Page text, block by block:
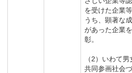
を受けた企業
うち、顕著な
があった企業
彰。
（2）いわて男
共同参画社会づ